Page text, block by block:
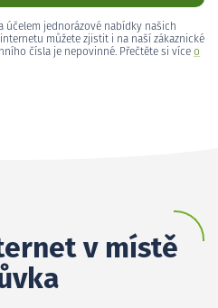
účelem jednorázové nabídky našich
můžete zjistit i na naší zákaznické
čísla je nepovinné. Přečtěte si více o
v místě